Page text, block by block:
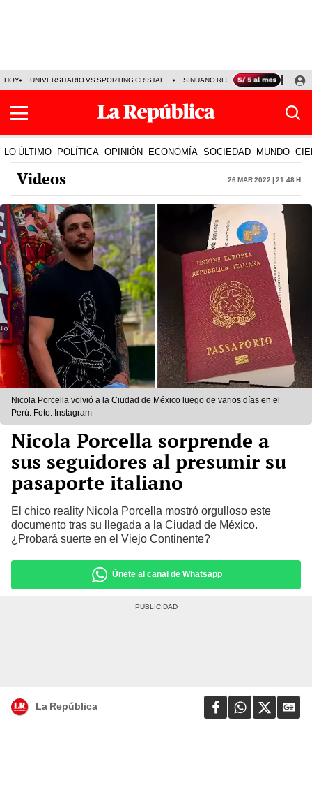
HOY UNIVERSITARIO VS SPORTING CRISTAL SINUANO RESULTADOS HOY
LO ÚLTIMO POLÍTICA OPINIÓN ECONOMÍA SOCIEDAD MUNDO
Videos 26 Mar 2022 | 21:48 h
Nicola Porcella volvió a la Ciudad de México luego de varios días en el
Perú. Foto: Instagram
Nicola Porcella sorprende a
sus seguidores al presumir su
pasaporte italiano
El chico reality Nicola Porcella mostró orgulloso este
documento tras su llegada a la Ciudad de México.
¿Probará suerte en el Viejo Continente?
Únete al canal de Whatsapp
La República